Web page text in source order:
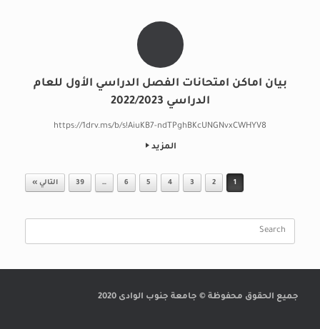
بيان اماكن امتحانات الفصل الدراسي الأول للعام
الدراسي 2022/2023
https://1drv.ms/b/s!AiuKB7-ndTPghBKcUNGNvxCWHYV8
المزيد
Post navigation
1
2
3
4
5
6
…
39 التالي »
Search
جميع الحقوق محفوظة © جامعة جنوب الوادى 2020